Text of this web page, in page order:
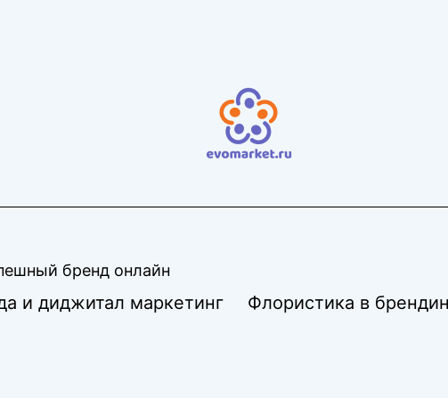
бренд онлайн
и диджитал маркетинг Флористика в